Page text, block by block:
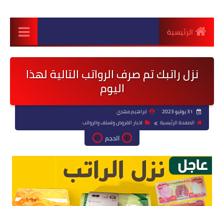
الرئيسية
نزل راتبك تم صرف الرواتب التالية لهذا
اليوم
ابراهيم مهدي
الصفحة الرئيسية
اخبار القروض ولسلف والرواتب
الحجم